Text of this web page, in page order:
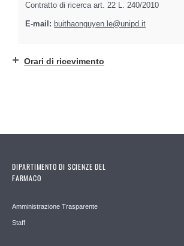
Contratto di ricerca art. 22 L. 240/2010
E-mail: buithaonguyen.le@unipd.it
Orari di ricevimento
DIPARTIMENTO DI SCIENZE DEL
FARMACO
Amministrazione Trasparente
Staff